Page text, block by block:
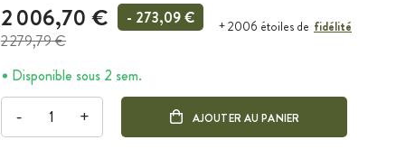
2 006,70 €
2 279,79 €
- 273,09 € + 2006 étoiles de fidélité
Disponible sous 2 sem.
- + AJOUTER AU PANIER